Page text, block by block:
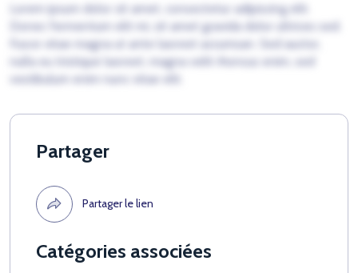
Lorem ipsum dolor sit amet, consectetur adipiscing elit.
Donec fermentum elit mi, sit amet gravida dolor ultrices sed.
Fusce vitae magna ut ante laoreet accumsan. Sed auctor,
nulla eu tristique laoreet, magna velit rhoncus enim, sed
vestibulum enim nunc vitae elit.
Partager
Partager le lien
Catégories associées